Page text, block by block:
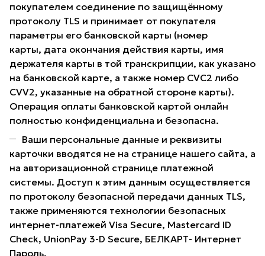
покупателем соединение по защищённому
протоколу TLS и принимает от покупателя
параметры его банковской карты (номер
карты, дата окончания действия карты, имя
держателя карты в той транскрипции, как указано
на банковской карте, а также номер CVC2 либо
CVV2, указанные на обратной стороне карты).
Операция оплаты банковской картой онлайн
полностью конфиденциальна и безопасна.
Ваши персональные данные и реквизиты
карточки вводятся не на странице нашего сайта, а
на авторизационной странице платежной
системы. Доступ к этим данным осуществляется
по протоколу безопасной передачи данных TLS,
также применяются технологии безопасных
интернет-платежей Visa Secure, Mastercard ID
Check, UnionPay 3-D Secure, БЕЛКАРТ- Интернет
Пароль.